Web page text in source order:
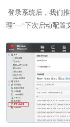
登录系统后，我们
理”—“下次启动配置